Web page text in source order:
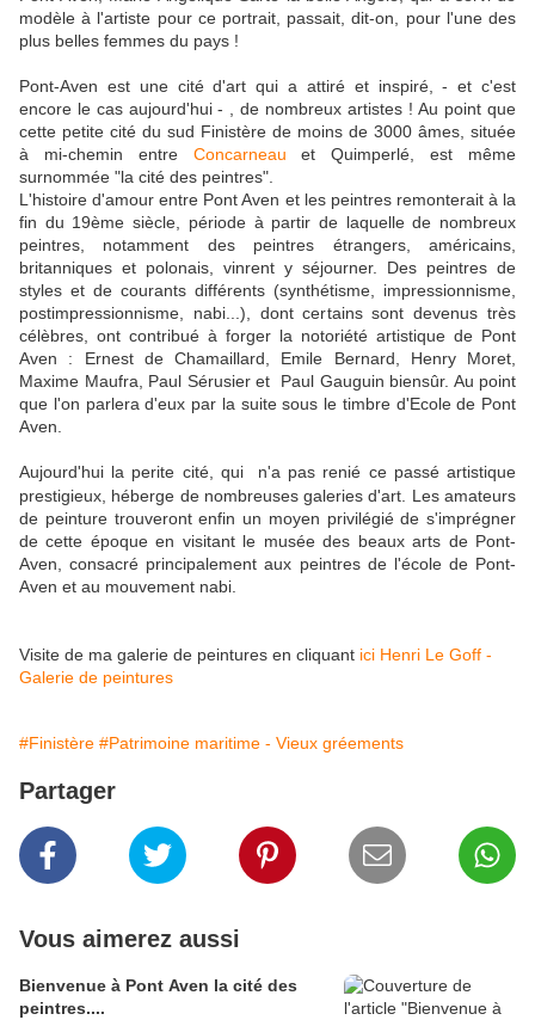
modèle à l'artiste pour ce portrait, passait, dit-on, pour l'une des
plus belles femmes du pays !
Pont-Aven est une cité d'art qui a attiré et inspiré, - et c'est
encore le cas aujourd'hui - , de nombreux artistes ! Au point que
cette petite cité du sud Finistère de moins de 3000 âmes, située
à mi-chemin entre Concarneau et Quimperlé, est même
surnommée "la cité des peintres".
L'histoire d'amour entre Pont Aven et les peintres remonterait à la
fin du 19ème siècle, période à partir de laquelle de nombreux
peintres, notamment des peintres étrangers, américains,
britanniques et polonais, vinrent y séjourner. Des peintres de
styles et de courants différents (synthétisme, impressionnisme,
postimpressionnisme, nabi...), dont certains sont devenus très
célèbres, ont contribué à forger la notoriété artistique de Pont
Aven : Ernest de Chamaillard, Emile Bernard, Henry Moret,
Maxime Maufra, Paul Sérusier et Paul Gauguin biensûr. Au point
que l'on parlera d'eux par la suite sous le timbre d'Ecole de Pont
Aven.
Aujourd'hui la perite cité, qui n'a pas renié ce passé artistique
prestigieux, héberge de nombreuses galeries d'art.
Les amateurs
de peinture trouveront enfin un moyen privilégié de s'imprégner
de cette époque en visitant le musée des beaux arts de Pont-
Aven, consacré principalement aux peintres de l'école de Pont-
Aven et au mouvement nabi.
Visite de ma galerie de peintures en cliquant ici Henri Le Goff -
Galerie de peintures
#Finistère #Patrimoine maritime - Vieux gréements
Partager
Vous aimerez aussi
Bienvenue à Pont Aven la cité des
peintres....